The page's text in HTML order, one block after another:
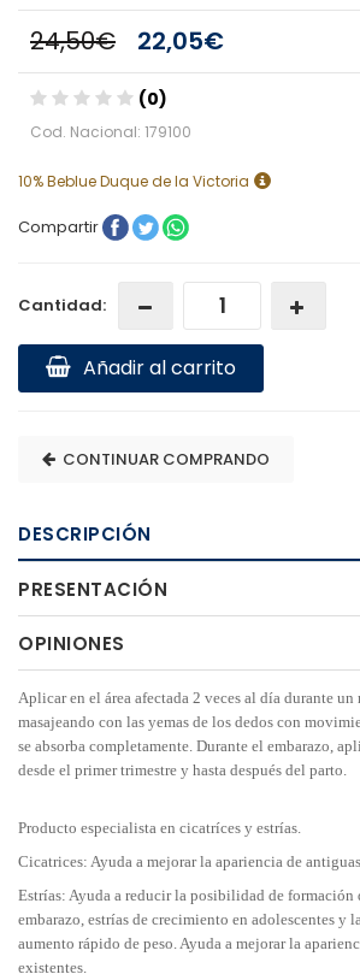
24,50€ 22,05€
(0)
Cod. Nacional: 179100
10% Beblue Duque de la Victoria
Compartir
Cantidad:
Añadir al carrito
CONTINUAR COMPRANDO
DESCRIPCIÓN
PRESENTACIÓN
OPINIONES
Aplicar en el área afectada 2 veces al día durante un
masajeando con las yemas de los dedos con
se absorba completamente. Durante el embarazo,
desde el primer trimestre y hasta después del parto.
Producto especialista en cicatríces y estrías.
Cicatrices: Ayuda a mejorar la apariencia de
Estrías: Ayuda a reducir la posibilidad de formación
embarazo, estrías de crecimiento en adolescentes y
aumento rápido de peso. Ayuda a mejorar la
existentes.